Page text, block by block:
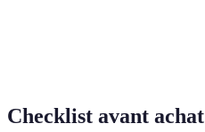
Checklist avant achat